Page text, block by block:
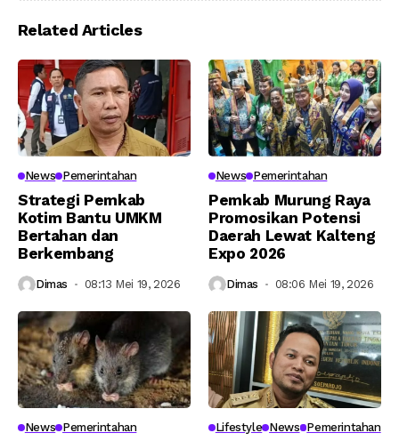
Related Articles
News Pemerintahan
Strategi Pemkab
Kotim Bantu UMKM
Bertahan dan
Berkembang
Dimas 08:13 Mei 19, 2026
News Pemerintahan
Pemkab Murung Raya
Promosikan Potensi
Daerah Lewat Kalteng
Expo 2026
Dimas 08:06 Mei 19, 2026
News Pemerintahan Lifestyle News Pemerintahan